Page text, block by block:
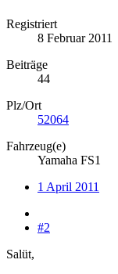
Registriert
8 Februar 2011
Beiträge
44
Plz/Ort
52064
Fahrzeug(e)
Yamaha FS1
1 April 2011
#2
Salüt,